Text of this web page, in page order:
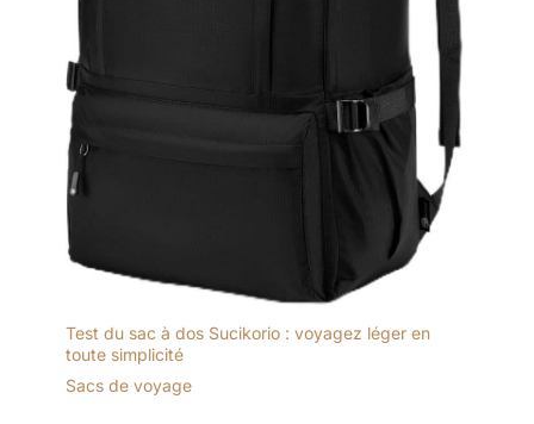
Test du sac à dos Sucikorio : voyagez léger en
toute simplicité
Sacs de voyage